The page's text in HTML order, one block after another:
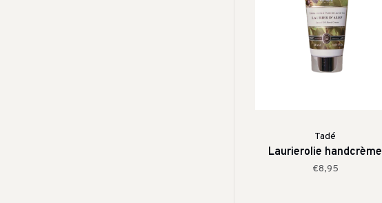
Tadé
Laurierolie handcrème
€8,95